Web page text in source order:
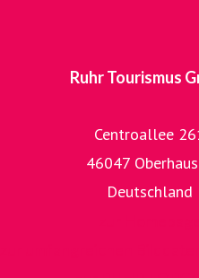
Ruhr Tourismus
Centroallee
46047
Deutschland